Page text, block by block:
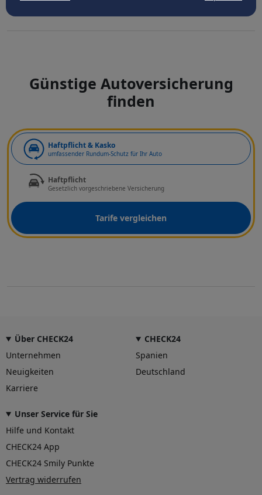
Günstige Autoversicherung
finden
Haftpflicht & Kasko
umfassender Rundum-Schutz für Ihr Auto
Haftpflicht
Gesetzlich vorgeschriebene Versicherung
Tarife vergleichen
Über CHECK24
Unternehmen
Neuigkeiten
Karriere
CHECK24
Spanien
Deutschland
Unser Service für Sie
Hilfe und Kontakt
CHECK24 App
CHECK24 Smily Punkte
Vertrag widerrufen